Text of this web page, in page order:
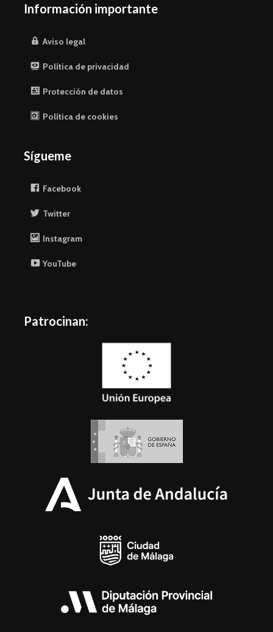
Información importante
Aviso legal
Política de privacidad
Protección de datos
Política de cookies
Sígueme
Facebook
Twitter
Instagram
YouTube
Patrocinan: